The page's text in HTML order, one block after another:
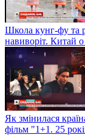
Школа кунг-фу та
навиворіт. Китай
Як змінилася
фільм "1+1. 25